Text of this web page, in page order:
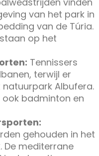
van het park in
van de Túria.
op het
Tennissers
terwijl er
Albufera.
badminton en
gehouden in het
De mediterrane